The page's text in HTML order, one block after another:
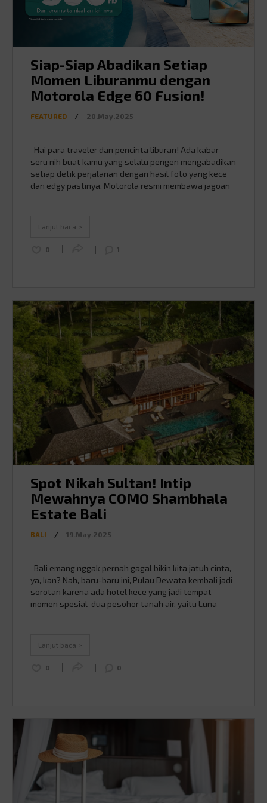
Siap-Siap Abadikan Setiap
Momen Liburanmu dengan
Motorola Edge 60 Fusion!
FEATURED / 20.May.2025
Hai para traveler dan pencinta liburan! Ada kabar
seru nih buat kamu yang selalu pengen mengabadikan
setiap detik perjalanan dengan hasil foto yang kece
dan edgy pastinya. Motorola resmi membawa jagoan
liburanmu? …
Lanjut baca >
0 1
Spot Nikah Sultan! Intip
Mewahnya COMO Shambhala
Estate Bali
BALI / 19.May.2025
Bali emang nggak pernah gagal bikin kita jatuh cinta,
ya, kan? Nah, baru-baru ini, Pulau Dewata kembali jadi
sorotan karena ada hotel kece yang jadi tempat
momen spesial dua pesohor tanah air, yaitu Luna
Lanjut baca >
0 0